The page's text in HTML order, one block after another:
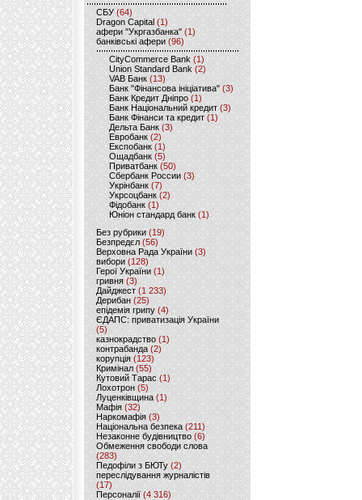
CБУ (64)
Dragon Capital (1)
афери "Укргазбанка" (1)
банківські афери (96)
CityCommerce Bank (1)
Union Standard Bank (2)
VAB Банк (13)
Банк "Фінансова ініціатива" (3)
Банк Кредит Дніпро (1)
Банк Національний кредит (3)
Банк Фінанси та кредит (1)
Дельта Банк (3)
Евробанк(2)
Експобанк (1)
Ощадбанк(5)
Приватбанк (50)
Сбербанк России (3)
Укрінбанк(7)
Укрсоцбанк (2)
Фідобанк (1)
Юніон стандард банк(1)
Без рубрики (19)
Безпредєл(56)
Верховна Рада України (3)
вибори(128)
Герої України(1)
гривня (3)
Дайджест (1 233)
Дерибан (25)
епідемія грипу (4)
ЄДАПС: приватизація України
(5)
казнокрадство (1)
контрабанда (2)
корупція (123)
Кримінал (55)
Кутовий Тарас (1)
Лохотрон(5)
Луценківщина (1)
Мафія (32)
Наркомафія (3)
Національна безпека (211)
Незаконне будівництво(6)
Обмеження свободи слова
(283)
Педофіли з БЮТу (2)
переслідування журналістів
(17)
Персоналії (4 316)